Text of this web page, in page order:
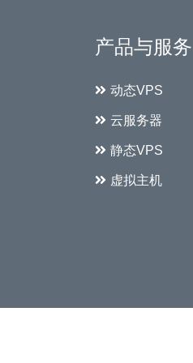
产品与服务
动态VPS
云服务器
静态VPS
虚拟主机